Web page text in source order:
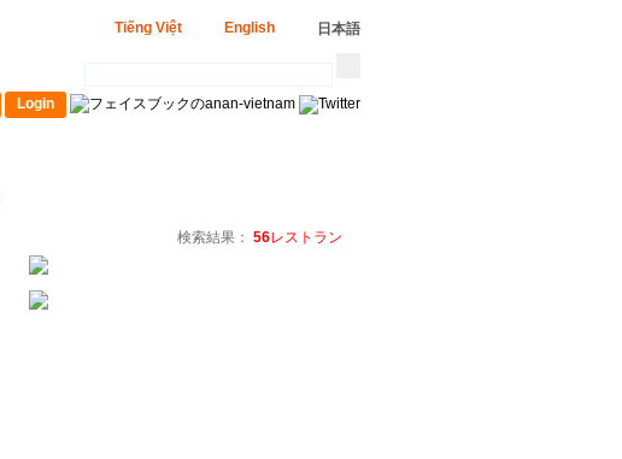
日本語
English
Tiếng Việt
Login
検索結果： 56レストラン